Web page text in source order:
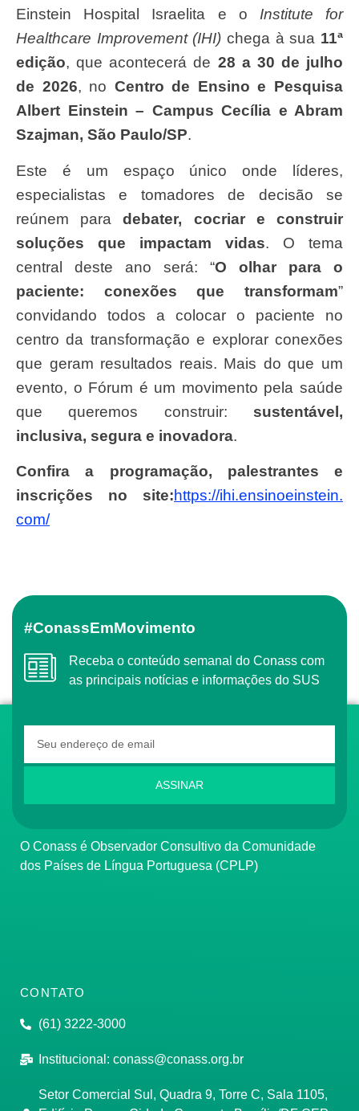
Einstein Hospital Israelita e o Institute for
Healthcare Improvement (IHI) chega à sua 11ª
edição, que acontecerá de 28 a 30 de julho
de 2026, no Centro de Ensino e Pesquisa
Albert Einstein – Campus Cecília e Abram
Szajman, São Paulo/SP.
Este é um espaço único onde líderes,
especialistas e tomadores de decisão se
reúnem paradebater, cocriar e construir
soluções que impactam vidas. O tema
central deste ano será: “O olhar para o
paciente: conexões que transformam”
convidando todos a colocar o paciente no
centro da transformação e explorar conexões
que geram resultados reais. Mais do que um
evento, o Fórum é um movimento pela saúde
que queremos construir: sustentável,
inclusiva, segura e inovadora.
Confira a programação, palestrantes e
inscrições no site:https://ihi.ensinoeinstein.
com/
#ConassEmMovimento
Receba o conteúdo semanal do Conass com
as principais notícias e informações do SUS
ASSINAR
O Conass é Observador Consultivo da Comunidade
dos Países de Língua Portuguesa (CPLP)
CONTATO
(61) 3222-3000
Institucional: conass@conass.org.br
Setor Comercial Sul, Quadra 9, Torre C, Sala 1105,